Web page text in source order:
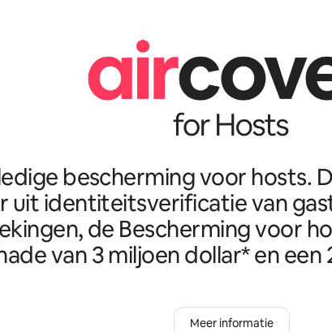
bescherming voor hosts.
uit identiteitsverificatie van
de Bescherming voor
van 3 miljoen dollar* en
Meer informatie